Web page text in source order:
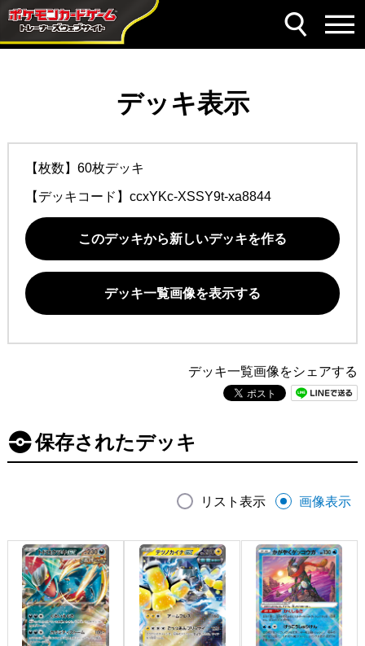
デッキ表示
【枚数】60枚デッキ
【デッキコード】 ccxYKc-XSSY9t-xa8844
このデッキから新しいデッキを作る
デッキ一覧画像を表示する
デッキ一覧画像をシェアする
保存されたデッキ
リスト表示 画像表示